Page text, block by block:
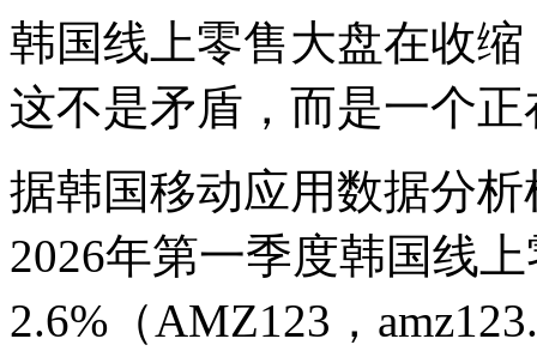
韩国线上零售大盘在收
这不是矛盾，而是一个
据韩国移动应用数据分析
2026年第一季度韩国线
2.6%（AMZ123，